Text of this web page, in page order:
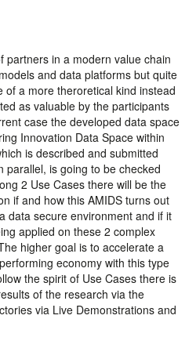
partners in a modern value chain
and data platforms but quite
a more theroretical kind instead
as valuable by the participants
case the developed data space
Innovation Data Space within
is described and submitted
parallel, is going to be checked
2 Use Cases there will be the
if and how this AMIDS turns out
data secure environment and if it
applied on these 2 complex
higher goal is to accelerate a
economy with this type
the spirit of Use Cases there is
of the research via the
via Live Demonstrations and